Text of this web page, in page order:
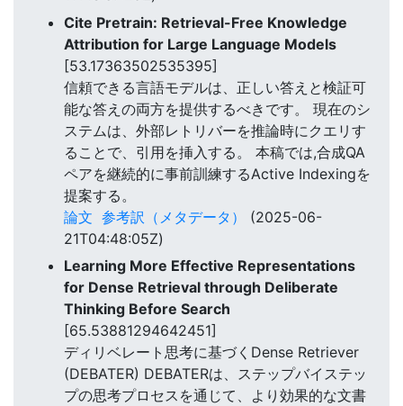
Cite Pretrain: Retrieval-Free Knowledge
Attribution for Large Language Models
[53.17363502535395]
信頼できる言語モデルは、正しい答えと検証可
能な答えの両方を提供するべきです。 現在のシ
ステムは、外部レトリバーを推論時にクエリす
ることで、引用を挿入する。 本稿では,合成QA
ペアを継続的に事前訓練するActive Indexingを
提案する。
論文 参考訳（メタデータ）
(2025-06-
21T04:48:05Z)
Learning More Effective Representations
for Dense Retrieval through Deliberate
Thinking Before Search
[65.53881294642451]
ディリベレート思考に基づくDense Retriever
(DEBATER) DEBATERは、ステップバイステッ
プの思考プロセスを通じて、より効果的な文書